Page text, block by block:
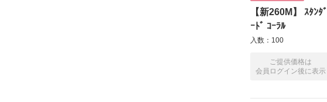
【新260M】 ｽﾀﾝﾀﾞ
ｰﾄﾞ ｺｰﾗﾙ
入数：100
ご提供価格は
会員ログイン後に表示